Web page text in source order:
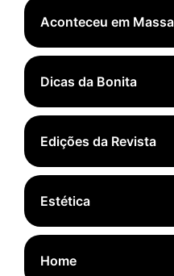
Aconteceu em
Dicas da Bonita
Edições da Revista
Estética
Home